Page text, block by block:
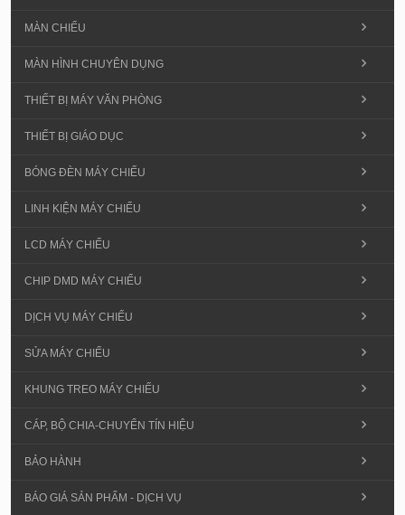
MÀN CHIẾU
MÀN HÌNH CHUYÊN DỤNG
THIẾT BỊ MÁY VĂN PHÒNG
THIẾT BỊ GIÁO DỤC
BÓNG ĐÈN MÁY CHIẾU
LINH KIỆN MÁY CHIẾU
LCD MÁY CHIẾU
CHIP DMD MÁY CHIẾU
DỊCH VỤ MÁY CHIẾU
SỬA MÁY CHIẾU
KHUNG TREO MÁY CHIẾU
CÁP, BỘ CHIA-CHUYỂN TÍN HIỆU
BẢO HÀNH
BÁO GIÁ SẢN PHẨM - DỊCH VỤ